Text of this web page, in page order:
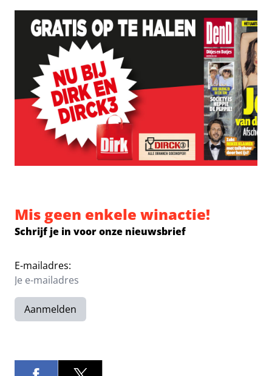
Mis geen enkele winactie!
Schrijf je in voor onze nieuwsbrief
E-mailadres:
Aanmelden